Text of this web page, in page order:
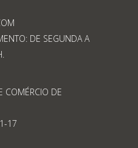
DE SEGUNDA A
COMÉRCIO DE
17